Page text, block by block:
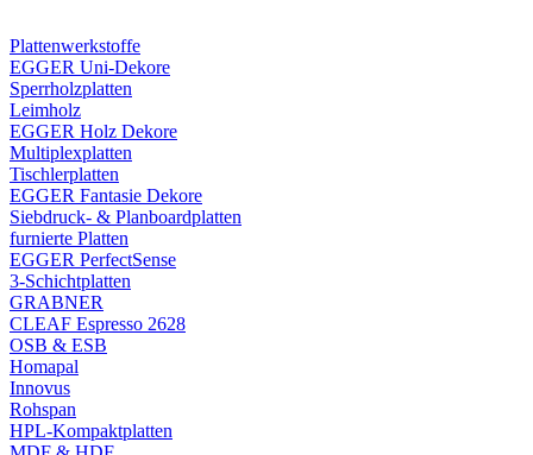
Plattenwerkstoffe
EGGER Uni-Dekore
Sperrholzplatten
Leimholz
EGGER Holz Dekore
Multiplexplatten
Tischlerplatten
EGGER Fantasie Dekore
Siebdruck- & Planboardplatten
furnierte Platten
EGGER PerfectSense
3-Schichtplatten
GRABNER
CLEAF Espresso 2628
OSB & ESB
Homapal
Innovus
Rohspan
HPL-Kompaktplatten